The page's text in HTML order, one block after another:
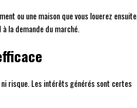
ou une maison que vous louerez ensuite,
la demande du marché.
risque. Les intérêts générés sont certes